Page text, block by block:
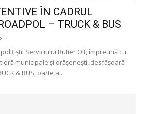
ÎN CADRUL
– TRUCK & BUS
Serviciului Rutier Olt, împreună cu
municipale și orășenești, desfășoară
& BUS, parte a...